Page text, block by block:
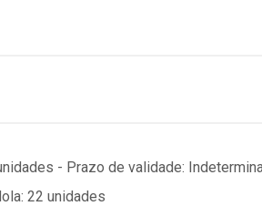
- Prazo de validade:
22 unidades